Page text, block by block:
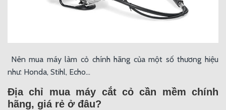
Nên mua máy làm cỏ chính hãng của một số thương hiệu
như: Honda, Stihl, Echo...
Địa chỉ mua máy cắt cỏ cần mềm chính
hãng, giá rẻ ở đâu?